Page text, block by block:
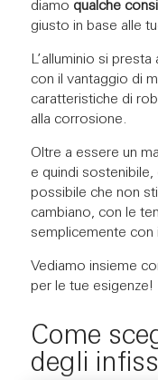
diamo qualche
giusto in base alle
L’alluminio si
con il vantaggio di
caratteristiche di
alla corrosione.
Oltre a essere un
e quindi
possibile che non
cambiano, con le
semplicemente con
Vediamo insieme
per le tue esigenze!
Come
degli